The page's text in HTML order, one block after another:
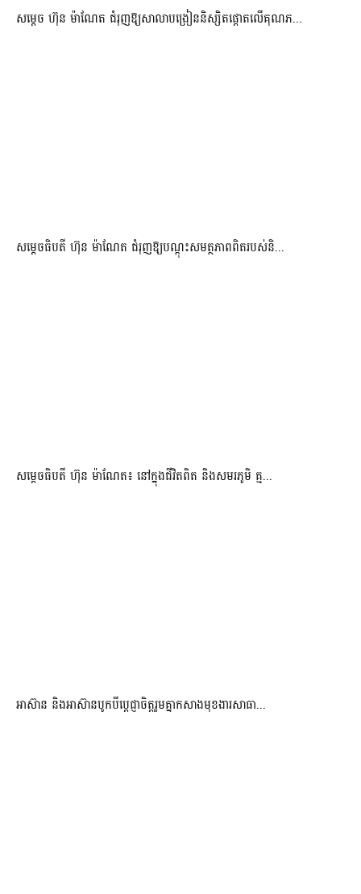
សម្តេច ហ៊ុន ម៉ាណែត ជំរុញឱ្យសាលាបង្រៀននិស្សិតផ្តោតលើគុណភ...
សម្តេចធិបតី ហ៊ុន ម៉ាណែត ជំរុញឱ្យបណ្តុះសមត្ថភាពពិតរបស់និ...
សម្តេចធិបតី ហ៊ុន ម៉ាណែត៖ នៅក្នុងជីវិតពិត និងសមរភូមិ គ្ម...
អាស៊ាន និងអាស៊ានបូកបីប្តេជ្ញាចិត្តរួមគ្នាកសាងមុខងារសាធា...